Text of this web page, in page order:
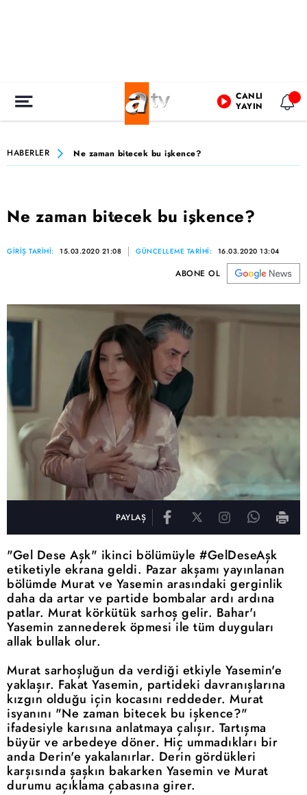
CANLI
YAYIN
HABERLER Ne zaman bitecek bu işkence?
Ne zaman bitecek bu işkence?
GİRİŞ TARİHİ: 15.03.2020 21:08 GÜNCELLEME TARİHİ: 16.03.2020 13:04
ABONE OL
PAYLAŞ
"Gel Dese Aşk" ikinci bölümüyle #GelDeseAşk
etiketiyle ekrana geldi. Pazar akşamı yayınlanan
bölümde Murat ve Yasemin arasındaki gerginlik
daha da artar ve partide bombalar ardı ardına
patlar. Murat körkütük sarhoş gelir. Bahar'ı
Yasemin zannederek öpmesi ile tüm duyguları
allak bullak olur.
Murat sarhoşluğun da verdiği etkiyle Yasemin'e
yaklaşır. Fakat Yasemin, partideki davranışlarına
kızgın olduğu için kocasını reddeder. Murat
isyanını "Ne zaman bitecek bu işkence?"
ifadesiyle karısına anlatmaya çalışır. Tartışma
büyür ve arbedeye döner. Hiç ummadıkları bir
anda Derin'e yakalanırlar. Derin gördükleri
karşısında şaşkın bakarken Yasemin ve Murat
durumu açıklama çabasına girer.